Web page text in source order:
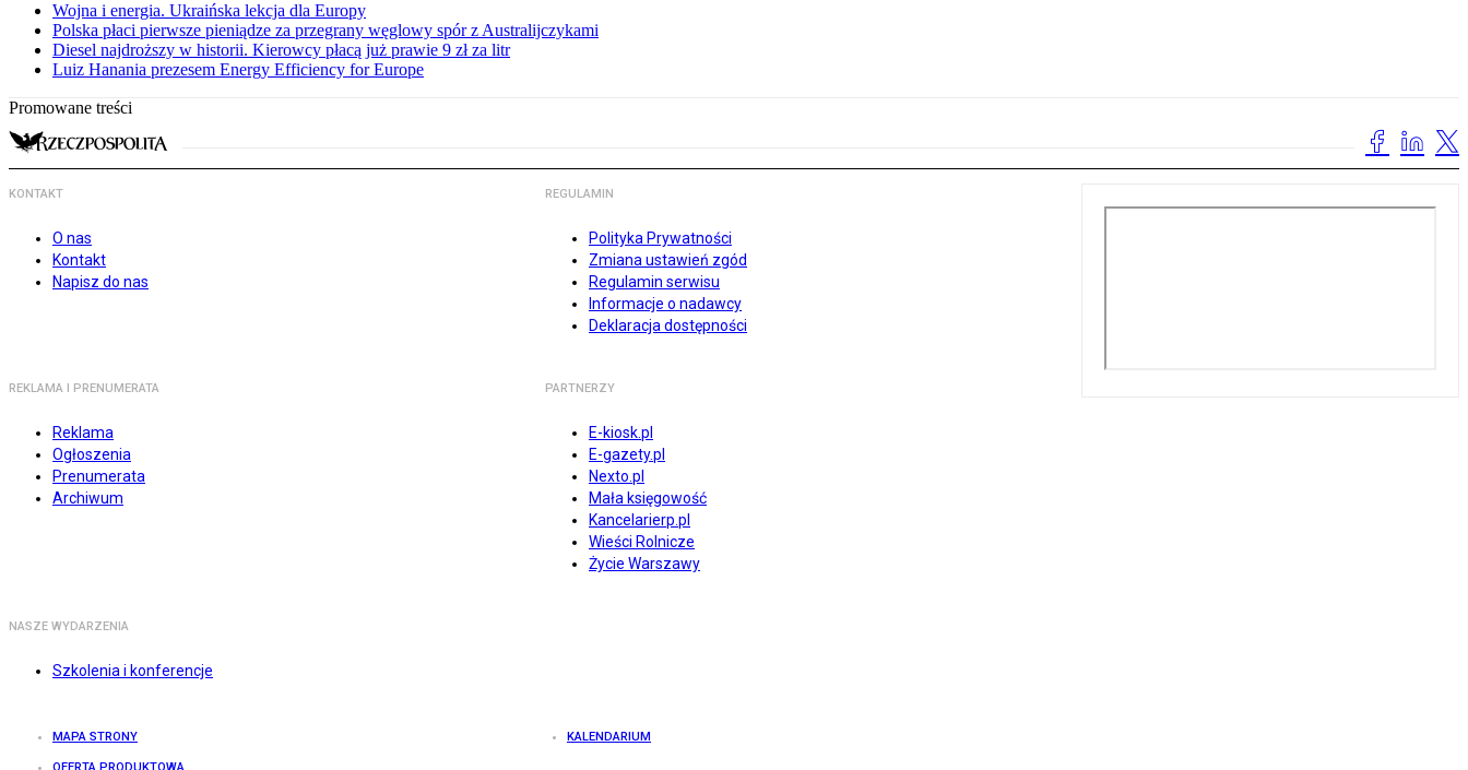
Wojna i energia. Ukraińska lekcja dla Europy
Polska płaci pierwsze pieniądze za przegrany węglowy spór z Australijczykami
Diesel najdroższy w historii. Kierowcy płacą już prawie 9 zł za litr
Luiz Hanania prezesem Energy Efficiency for Europe
Promowane treści
KONTAKT
O nas
Kontakt
Napisz do nas
REGULAMIN
Polityka Prywatności
Zmiana ustawień zgód
Regulamin serwisu
Informacje o nadawcy
Deklaracja dostępności
REKLAMA I PRENUMERATA
Reklama
Ogłoszenia
Prenumerata
Archiwum
PARTNERZY
E-kiosk.pl
E-gazety.pl
Nexto.pl
Mała księgowość
Kancelarierp.pl
Wieści Rolnicze
Życie Warszawy
NASZE WYDARZENIA
Szkolenia i konferencje
MAPA STRONY KALENDARIUM